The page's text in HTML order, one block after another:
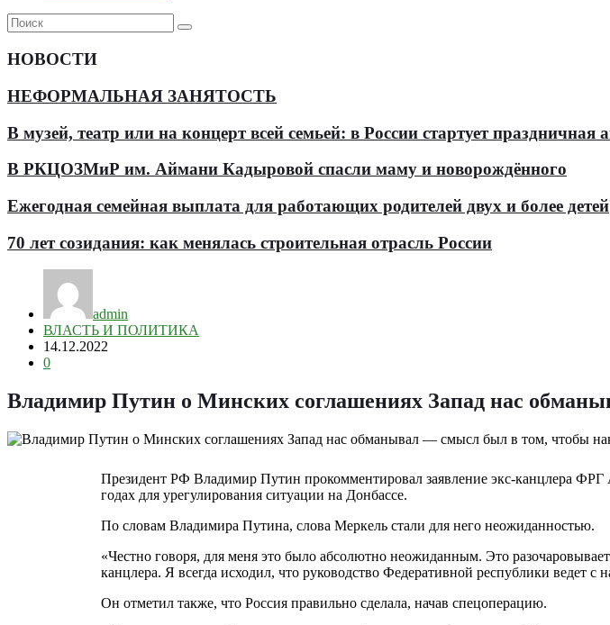
НОВОСТИ
НЕФОРМАЛЬНАЯ ЗАНЯТОСТЬ
В музей, театр или на концерт всей семьей: в России стартует
В РКЦОЗМиР им. Аймани Кадыровой спасли маму и новорождённого
Ежегодная семейная выплата для работающих родителей двух и более детей
70 лет созидания: как менялась строительная отрасль России
admin
ВЛАСТЬ И ПОЛИТИКА
14.12.2022
0
Владимир Путин о Минских соглашениях Запад нас
Президент РФ Владимир Путин прокомментировал заявление экс-канцлера
годах для урегулирования ситуации на Донбассе.
По словам Владимира Путина, слова Меркель стали для него неожиданностью.
«Честно говоря, для меня это было абсолютно неожиданным. Это
канцлера. Я всегда исходил, что руководство Федеративной республики ведет
Он отметил также, что Россия правильно сделала, начав спецоперацию.